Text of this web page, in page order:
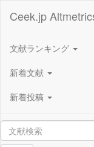
Ceek.jp
文献ランキング
新着文献
新着投稿